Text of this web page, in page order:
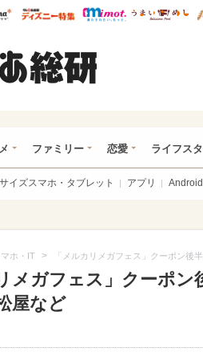
総研
ハピママ* ウレぴあ総研 ディズ
mimot.
ファミリー 恋愛 ライフス
イズスマホ・タブレット アプリ Android
マホ・IT > 「メルカリメガフェス」クーポン後
メガフェス」クーポン
屋など